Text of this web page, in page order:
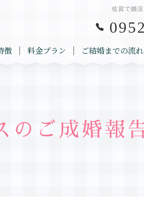
佐賀で婚
徴 料金プラン ご結婚までの流れ
のご成婚報